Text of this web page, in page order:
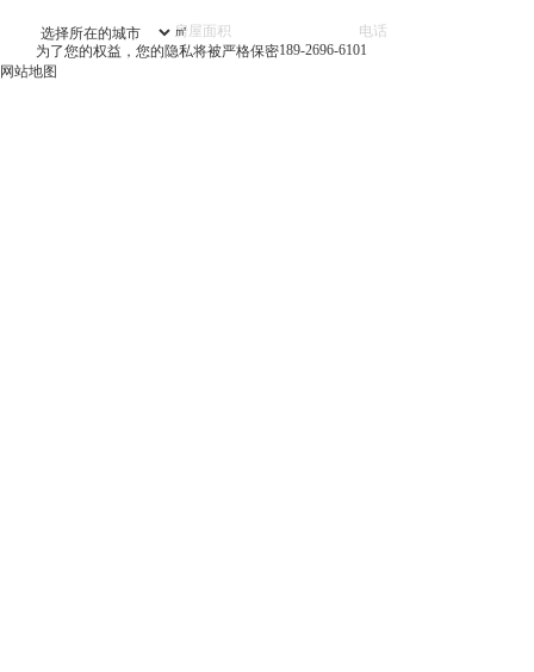
㎡
为了您的权益，您的隐私将被严格保密189-2696-6101
网站地图